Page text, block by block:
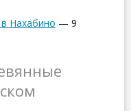
Нахабино — 9